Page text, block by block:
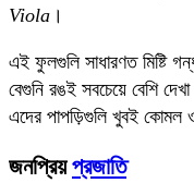
Viola ।
এই ফুলগুলি সাধারণত মিষ্টি
বেগুনি রঙই সবচেয়ে বেশি
এদের পাপড়িগুলি খুবই কোমল
জনপ্রিয়প্রজাতি